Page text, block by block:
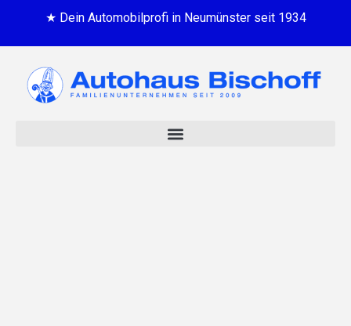
★ Dein Automobilprofi in Neumünster seit 1934